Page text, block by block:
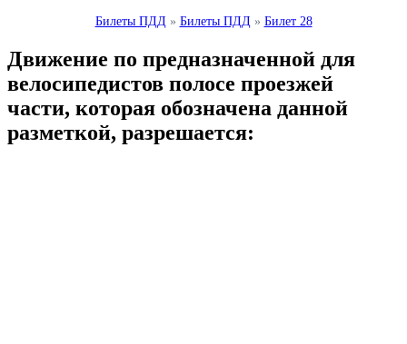
Билеты ПДД » Билеты ПДД » Билет 28
Движение по предназначенной для
велосипедистов полосе проезжей
части, которая обозначена данной
разметкой, разрешается: